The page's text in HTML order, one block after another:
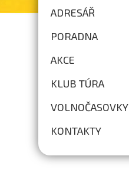
ADRESÁŘ
PORADNA
AKCE
KLUB TÚRA
VOLNOČASOVKY
KONTAKTY